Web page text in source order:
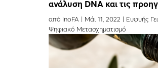
ανάλυση DNA και τις
από InoFA | Μάι 11, 2022 | Ευφυής
Ψηφιακό Μετασχηματισμό